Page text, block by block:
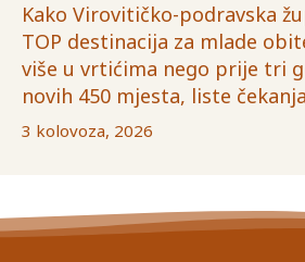
Kako Virovitičko-podravska
TOP destinacija za mlade
više u vrtićima nego prije tri
novih 450 mjesta, liste
3 kolovoza, 2026